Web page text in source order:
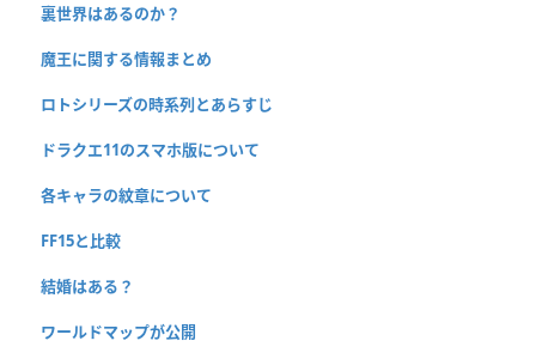
裏世界はあるのか？
魔王に関する情報まとめ
ロトシリーズの時系列とあらすじ
ドラクエ11のスマホ版について
各キャラの紋章について
FF15と比較
結婚はある？
ワールドマップが公開